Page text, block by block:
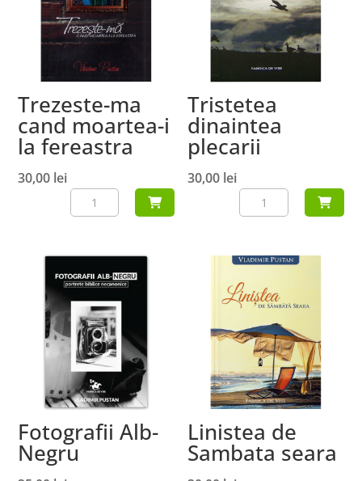
Trezeste-ma
cand moartea-i
la fereastra
30,00 lei
Cantitate
Trezeste-
cand
moartea-
i
la
fereastra
Tristetea
dinaintea
plecarii
30,00 lei
Cantitate
Tristetea
plecarii
Fotografii Alb-
Negru
Linistea de
Sambata seara